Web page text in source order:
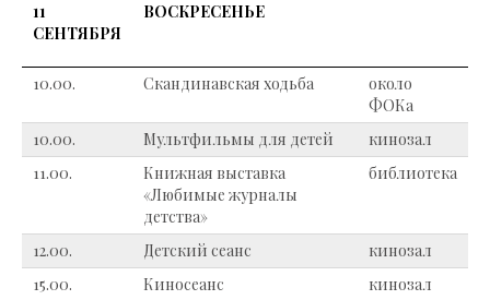
11
СЕНТЯБРЯ
ВОСКРЕСЕНЬЕ
10.00. Скандинавская ходьба
около
ФОКа
10.00.
Мультфильмы для детей
кинозал
11.00.
Книжная выставка
«Любимые журналы
детства»
библиотека
12.00. Детский сеанс
кинозал
15.00.
Киносеанс кинозал